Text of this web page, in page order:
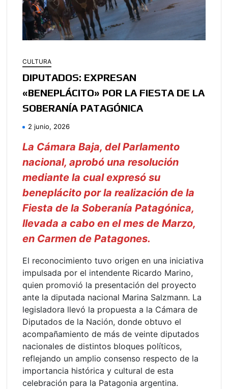
CULTURA
DIPUTADOS: EXPRESAN
«BENEPLÁCITO» POR LA FIESTA DE LA
SOBERANÍA PATAGÓNICA
2 junio, 2026
La Cámara Baja, del Parlamento
nacional, aprobó una resolución
mediante la cual expresó su
beneplácito por la realización de la
Fiesta de la Soberanía Patagónica,
llevada a cabo en el mes de Marzo,
en Carmen de Patagones.
El reconocimiento tuvo origen en una iniciativa
impulsada por el intendente Ricardo Marino,
quien promovió la presentación del proyecto
ante la diputada nacional Marina Salzmann. La
legisladora llevó la propuesta a la Cámara de
Diputados de la Nación, donde obtuvo el
acompañamiento de más de veinte diputados
nacionales de distintos bloques políticos,
reflejando un amplio consenso respecto de la
importancia histórica y cultural de esta
celebración para la Patagonia argentina.